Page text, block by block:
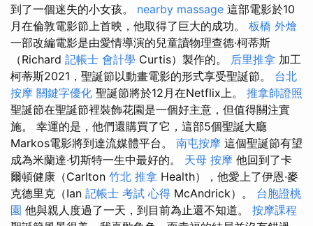
到了一個迷失的小女孩。 nearby massage 這部電影於10
月在倫敦電影節上首映，他取得了巨大的成功。 板橋 外燴
一部改編電影是由愛情導演的兒童讀物理查德·柯蒂斯
（Richard 記帳士 會計學 Curtis）製作的。 后里推拿 加工
柯蒂斯2021，聖誕節以動畫電影的形式享受聖誕節。 台北
按摩 關鍵字優化 聖誕節將於12月在Netflix上。 推拿師證照
聖誕節在聖誕節裡裝飾花園是一個好主意，但值得關注實
施。 幸運的是，他們還購買了它，這部5個聖誕大廳
Markos電影將到達流媒體平台。 南屯按摩 這個聖誕節有望
成為米蘭達·切斯特一生中最好的。 天母 按摩 他回到了卡
爾頓健康（Carlton 竹北 推拿 Health），他愛上了伊恩·麥
克德里克（Ian 記帳士 考試 心得 McAndrick）。 台胞證桃
園 他與親人度過了一天，到目前為止還不知道。 按摩課程